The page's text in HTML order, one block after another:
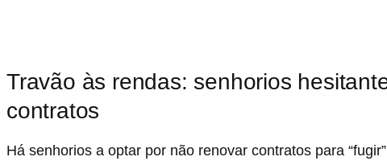
Travão às rendas: senhorios
contratos
Há senhorios a optar por não renovar contratos para